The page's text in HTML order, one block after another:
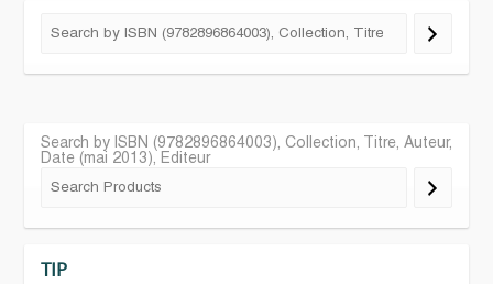
Search by ISBN (9782896864003), Collection, Titre, Auteur,
Date (mai 2013), Editeur
TIP